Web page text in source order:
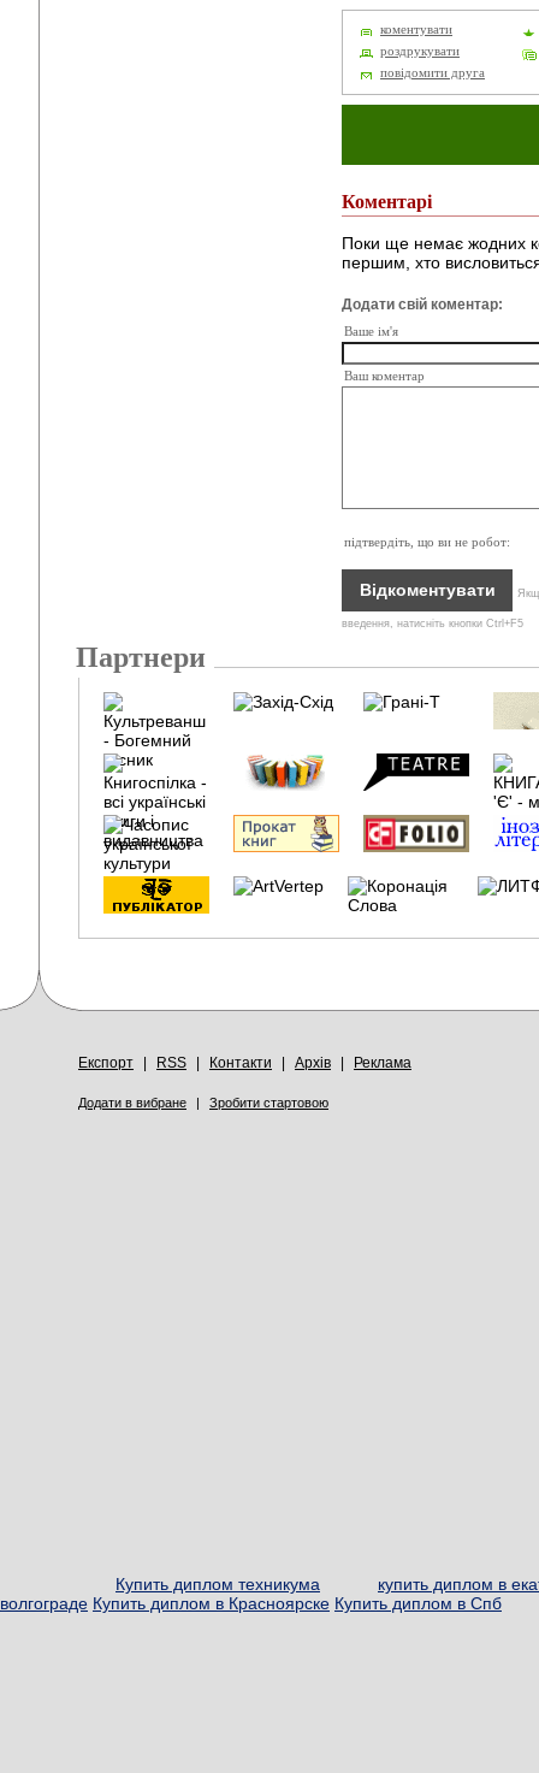
коментувати
роздрукувати
повідомити друга
Коментарі
Поки ще немає жодних
першим, хто
Додати свій коментар:
Ваше ім'я
Ваш коментар
підтвердіть, що ви не робот:
введення, натисніть кнопки Ctrl+F5
Партнери
Експорт RSS Контакти Архів Реклама
Додати в вибране | Зробити стартовою
Купить диплом техникума
купить диплом в
волгограде Купить диплом в Красноярске Купить диплом в Спб